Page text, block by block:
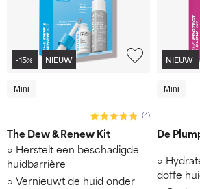
-15% NIEUW
Mini
(4)
The Dew & Renew Kit
Herstelt een beschadigde
huidbarrière
Vernieuwt de huid onder
NIEUW
Mini
De
doffe